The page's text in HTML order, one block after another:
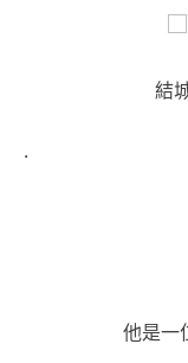
結
.
他是一